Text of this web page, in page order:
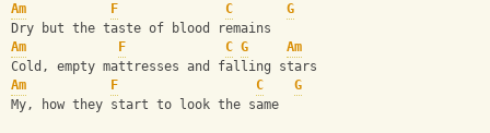
Am
F C
G
Dry but the taste of blood remains
Am
F C G
Am
Cold, empty mattresses and falling stars
Am
F C
G
My, how they start to look the same